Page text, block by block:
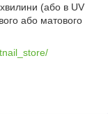
хвилини (або в UV
або матового